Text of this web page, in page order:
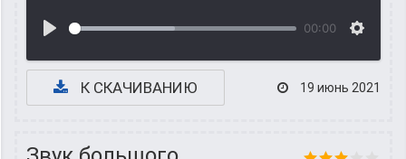
00:00
К СКАЧИВАНИЮ 19 июнь 2021